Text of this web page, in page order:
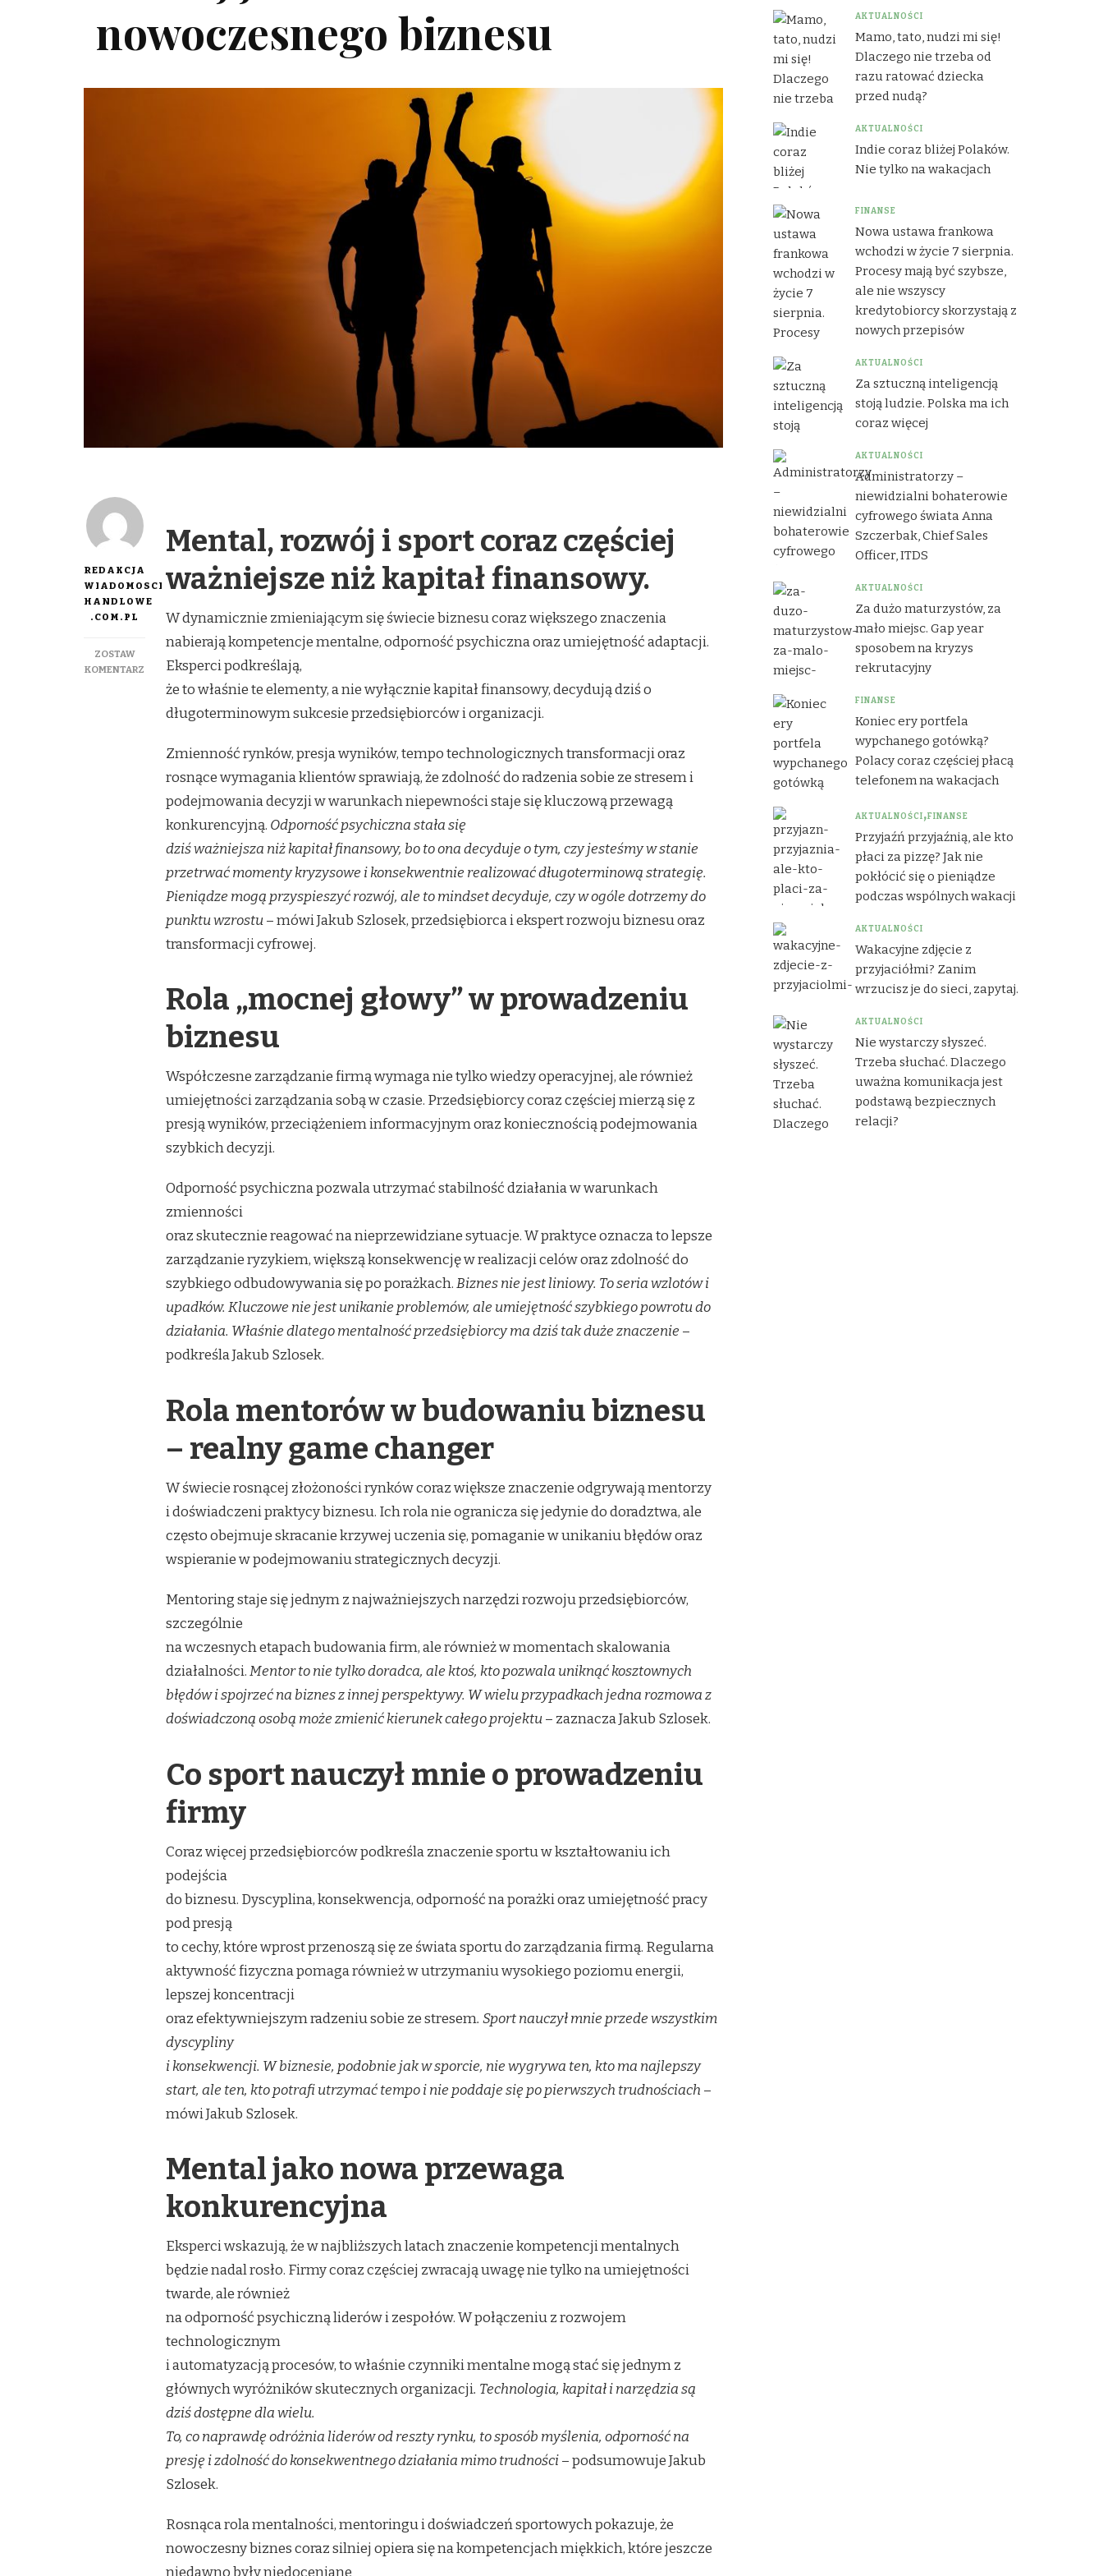
nowoczesnego biznesu
REDAKCJA
WIADOMOSCI
HANDLOWE
.COM.PL
ZOSTAW
KOMENTARZ
ODPORNOŚĆ
NOWOCZESNEGO
Mental, rozwój i sport coraz częściej
ważniejsze niż kapitał finansowy.
W dynamicznie zmieniającym się świecie biznesu coraz większego znaczenia
nabierają kompetencje mentalne, odporność psychiczna oraz umiejętność adaptacji.
Eksperci podkreślają,
że to właśnie te elementy, a nie wyłącznie kapitał finansowy, decydują dziś o
długoterminowym sukcesie przedsiębiorców i organizacji.
Zmienność rynków, presja wyników, tempo technologicznych transformacji oraz
rosnące wymagania klientów sprawiają, że zdolność do radzenia sobie ze stresem i
podejmowania decyzji w warunkach niepewności staje się kluczową przewagą
konkurencyjną. Odporność psychiczna stała się
dziś ważniejsza niż kapitał finansowy, bo to ona decyduje o tym, czy jesteśmy w stanie
przetrwać momenty kryzysowe i konsekwentnie realizować długoterminową strategię.
Pieniądze mogą przyspieszyć rozwój, ale to mindset decyduje, czy w ogóle dotrzemy do
punktu wzrostu– mówi Jakub Szlosek, przedsiębiorca i ekspert rozwoju biznesu oraz
transformacji cyfrowej.
Rola „mocnej głowy” w prowadzeniu
biznesu
Współczesne zarządzanie firmą wymaga nie tylko wiedzy operacyjnej, ale również
umiejętności zarządzania sobą w czasie. Przedsiębiorcy coraz częściej mierzą się z
presją wyników, przeciążeniem informacyjnym oraz koniecznością podejmowania
szybkich decyzji.
Odporność psychiczna pozwala utrzymać stabilność działania w warunkach
zmienności
oraz skutecznie reagować na nieprzewidziane sytuacje. W praktyce oznacza to lepsze
zarządzanie ryzykiem, większą konsekwencję w realizacji celów oraz zdolność do
szybkiego odbudowywania się po porażkach.Biznes nie jest liniowy. To seria wzlotów i
upadków. Kluczowe nie jest unikanie problemów, ale umiejętność szybkiego powrotu do
działania. Właśnie dlatego mentalność przedsiębiorcy ma dziś tak duże znaczenie –
podkreśla Jakub Szlosek.
Rola mentorów w budowaniu biznesu
– realny game changer
W świecie rosnącej złożoności rynków coraz większe znaczenie odgrywają mentorzy
i doświadczeni praktycy biznesu. Ich rola nie ogranicza się jedynie do doradztwa, ale
często obejmuje skracanie krzywej uczenia się, pomaganie w unikaniu błędów oraz
wspieranie w podejmowaniu strategicznych decyzji.
Mentoring staje się jednym z najważniejszych narzędzi rozwoju przedsiębiorców,
szczególnie
na wczesnych etapach budowania firm, ale również w momentach skalowania
działalności.Mentor to nie tylko doradca, ale ktoś, kto pozwala uniknąć kosztownych
błędów i spojrzeć na biznes z innej perspektywy. W wielu przypadkach jedna rozmowa z
doświadczoną osobą może zmienić kierunek całego projektu– zaznacza Jakub Szlosek.
Co sport nauczył mnie o prowadzeniu
firmy
Coraz więcej przedsiębiorców podkreśla znaczenie sportu w kształtowaniu ich
podejścia
do biznesu. Dyscyplina, konsekwencja, odporność na porażki oraz umiejętność pracy
pod presją
to cechy, które wprost przenoszą się ze świata sportu do zarządzania firmą. Regularna
aktywność fizyczna pomaga również w utrzymaniu wysokiego poziomu energii,
lepszej koncentracji
oraz efektywniejszym radzeniu sobie ze stresem. Sport nauczył mnie przede wszystkim
dyscypliny
i konsekwencji. W biznesie, podobnie jak w sporcie, nie wygrywa ten, kto ma najlepszy
start, ale ten, kto potrafi utrzymać tempo i nie poddaje się po pierwszych trudnościach –
mówi Jakub Szlosek.
Mental jako nowa przewaga
konkurencyjna
Eksperci wskazują, że w najbliższych latach znaczenie kompetencji mentalnych
będzie nadal rosło. Firmy coraz częściej zwracają uwagę nie tylko na umiejętności
twarde, ale również
na odporność psychiczną liderów i zespołów. W połączeniu z rozwojem
technologicznym
i automatyzacją procesów, to właśnie czynniki mentalne mogą stać się jednym z
głównych wyróżników skutecznych organizacji. Technologia, kapitał i narzędzia są
dziś dostępne dla wielu.
To, co naprawdę odróżnia liderów od reszty rynku, to sposób myślenia, odporność na
presję i zdolność do konsekwentnego działania mimo trudności– podsumowuje Jakub
Szlosek.
Rosnąca rola mentalności, mentoringu i doświadczeń sportowych pokazuje, że
nowoczesny biznes coraz silniej opiera się na kompetencjach miękkich, które jeszcze
niedawno były niedoceniane
AKTUALNOŚCI
Mamo, tato, nudzi mi się!
Dlaczego nie trzeba od
razu ratować dziecka
przed nudą?
AKTUALNOŚCI
Indie coraz bliżej Polaków.
Nie tylko na wakacjach
FINANSE
Nowa ustawa frankowa
wchodzi w życie 7 sierpnia.
Procesy mają być szybsze,
ale nie wszyscy
kredytobiorcy skorzystają z
nowych przepisów
AKTUALNOŚCI
Za sztuczną inteligencją
stoją ludzie. Polska ma ich
coraz więcej
AKTUALNOŚCI
Administratorzy –
niewidzialni bohaterowie
cyfrowego świata Anna
Szczerbak, Chief Sales
Officer, ITDS
AKTUALNOŚCI
Za dużo maturzystów, za
mało miejsc. Gap year
sposobem na kryzys
rekrutacyjny
FINANSE
Koniec ery portfela
wypchanego gotówką?
Polacy coraz częściej płacą
telefonem na wakacjach
AKTUALNOŚCI FINANSE
Przyjaźń przyjaźnią, ale kto
płaci za pizzę? Jak nie
pokłócić się o pieniądze
podczas wspólnych wakacji
AKTUALNOŚCI
Wakacyjne zdjęcie z
przyjaciółmi? Zanim
wrzucisz je do sieci, zapytaj.
AKTUALNOŚCI
Nie wystarczy słyszeć.
Trzeba słuchać. Dlaczego
uważna komunikacja jest
podstawą bezpiecznych
relacji?